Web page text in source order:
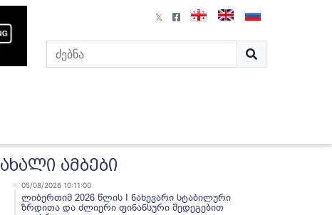
ახალი ამბები
05/08/2026 10:11:00
ლიბერთიმ 2026 წლის I ნახევარი სტაბილური
ზრდითა და ძლიერი ფინანსური შედეგებით